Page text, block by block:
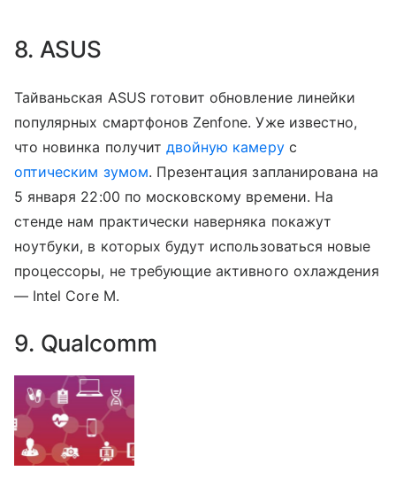
8. ASUS
Тайваньская ASUS готовит обновление линейки
популярных смартфонов Zenfone. Уже известно,
что новинка получит двойную камерус
оптическим зумом. Презентация запланирована на
5 января 22:00 по московскому времени. На
стенде нам практически наверняка покажут
ноутбуки, в которых будут использоваться новые
процессоры, не требующие активного охлаждения
— Intel Core M.
9. Qualcomm